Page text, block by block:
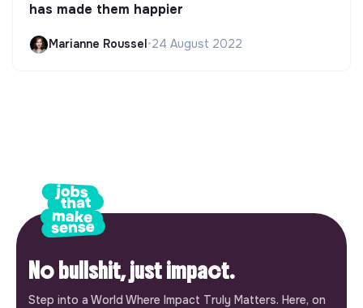
has made them happier
Marianne Roussel•24 August 2022
No bullshit, just impact.
Step into a World Where Impact Truly Matters. Here, on